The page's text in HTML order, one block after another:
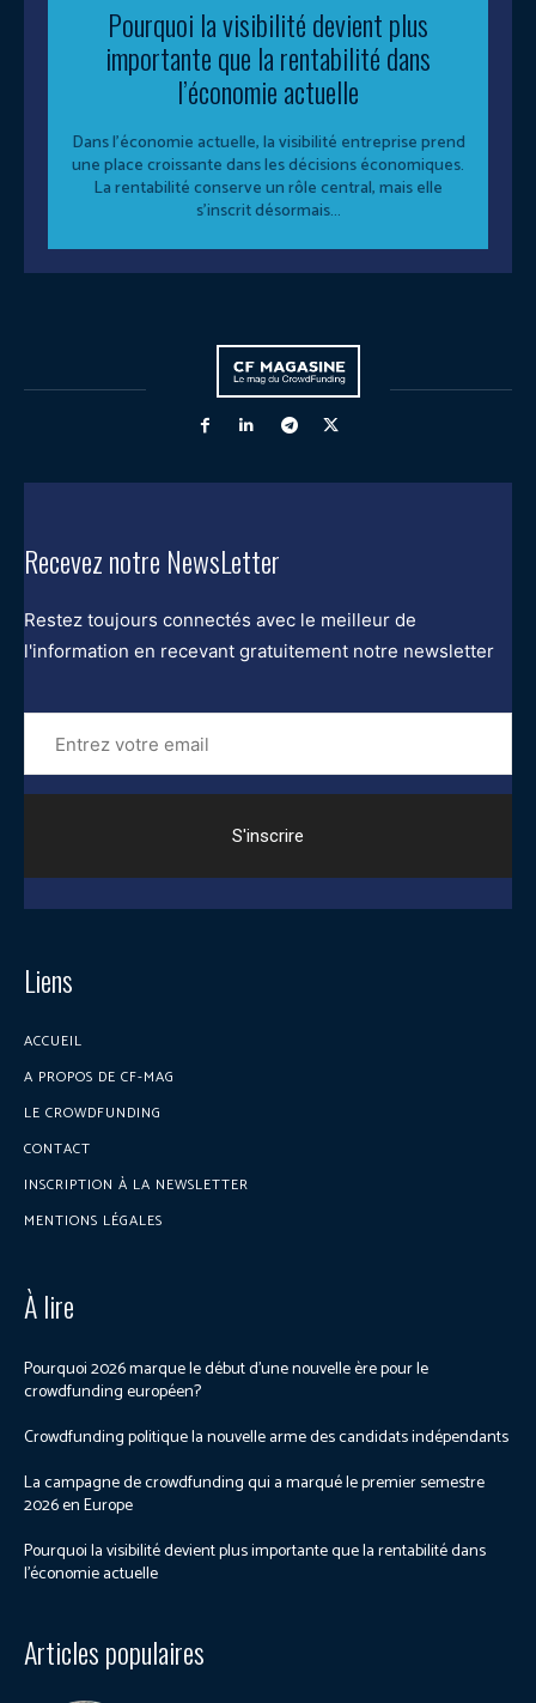
Pourquoi la visibilité devient plus
importante que la rentabilité dans
l’économie actuelle
Dans l’économie actuelle, la visibilité entreprise prend
une place croissante dans les décisions économiques.
La rentabilité conserve un rôle central, mais elle
s’inscrit désormais...
Recevez notre NewsLetter
Restez toujours connectés avec le meilleur de
l'information en recevant gratuitement notre newsletter
Entrez
votre
email
Liens
ACCUEIL
A PROPOS DE CF-MAG
LE CROWDFUNDING
CONTACT
INSCRIPTION À LA NEWSLETTER
MENTIONS LÉGALES
À lire
Pourquoi 2026 marque le début d’une nouvelle ère pour le
crowdfunding européen?
Crowdfunding politique la nouvelle arme des candidats indépendants
La campagne de crowdfunding qui a marqué le premier semestre
2026 en Europe
Pourquoi la visibilité devient plus importante que la rentabilité dans
l’économie actuelle
Articles populaires